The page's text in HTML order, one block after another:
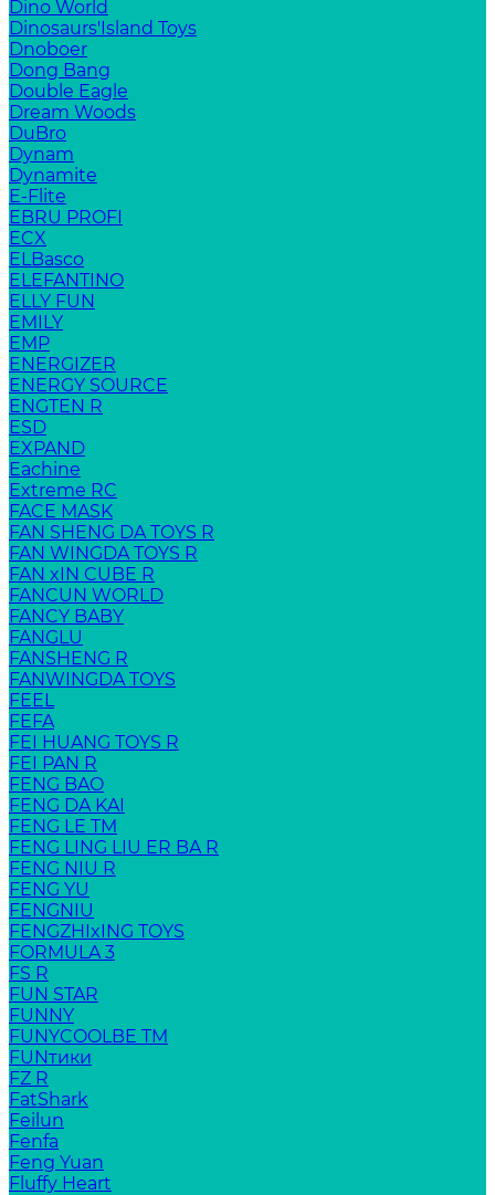
Dino World
Dinosaurs'Island Toys
Dnoboer
Dong Bang
Double Eagle
Dream Woods
DuBro
Dynam
Dynamite
E-Flite
EBRU PROFI
ECX
ELBasco
ELEFANTINO
ELLY FUN
EMILY
EMP
ENERGIZER
ENERGY SOURCE
ENGTEN R
ESD
EXPAND
Eachine
Extreme RC
FACE MASK
FAN SHENG DA TOYS R
FAN WINGDA TOYS R
FAN xIN CUBE R
FANCUN WORLD
FANCY BABY
FANGLU
FANSHENG R
FANWINGDA TOYS
FEEL
FEFA
FEI HUANG TOYS R
FEI PAN R
FENG BAO
FENG DA KAI
FENG LE TM
FENG LING LIU ER BA R
FENG NIU R
FENG YU
FENGNIU
FENGZHIxING TOYS
FORMULA 3
FS R
FUN STAR
FUNNY
FUNYCOOLBE TM
FUNтики
FZ R
FatShark
Feilun
Fenfa
Feng Yuan
Fluffy Heart